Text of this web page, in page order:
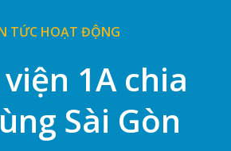
TỨC HOẠT ĐỘNG
1A chia
Sài Gòn